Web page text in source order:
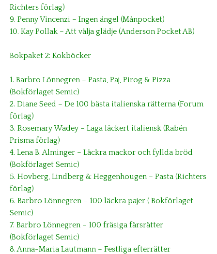
Richters förlag)
9. Penny Vincenzi – Ingen ängel (Månpocket)
10. Kay Pollak – Att välja glädje (Anderson Pocket AB)
Bokpaket 2: Kokböcker
1. Barbro Lönnegren – Pasta, Paj, Pirog & Pizza
(Bokförlaget Semic)
2. Diane Seed – De 100 bästa italienska rätterna (Forum
förlag)
3. Rosemary Wadey – Laga läckert italiensk (Rabén
Prisma förlag)
4. Lena B. Alminger – Läckra mackor och fyllda bröd
(Bokförlaget Semic)
5. Hovberg, Lindberg & Heggenhougen – Pasta (Richters
förlag)
6. Barbro Lönnegren – 100 läckra pajer ( Bokförlaget
Semic)
7. Barbro Lönnegren – 100 fräsiga färsrätter
(Bokförlaget Semic)
8. Anna-Maria Lautmann – Festliga efterrätter